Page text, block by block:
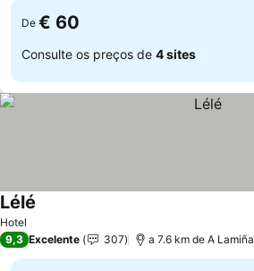
De € 60
Consulte os preços de 4 sites
Hotel
Lélé
9,3 Excelente 307 a 7.6 km de A Lamiña